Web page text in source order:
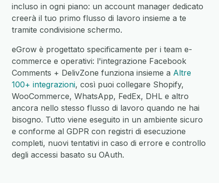
incluso in ogni piano: un account manager dedicato
creerà il tuo primo flusso di lavoro insieme a te
tramite condivisione schermo.
eGrow è progettato specificamente per i team e-
commerce e operativi: l'integrazione Facebook
Comments + DelivZone funziona insieme a Altre
100+ integrazioni, così puoi collegare Shopify,
WooCommerce, WhatsApp, FedEx, DHL e altro
ancora nello stesso flusso di lavoro quando ne hai
bisogno. Tutto viene eseguito in un ambiente sicuro
e conforme al GDPR con registri di esecuzione
completi, nuovi tentativi in caso di errore e controllo
degli accessi basato su OAuth.